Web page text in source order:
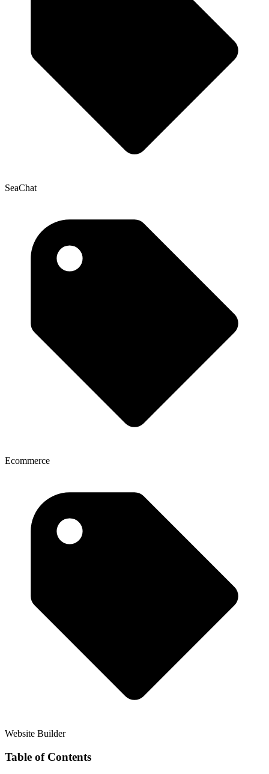
SeaChat
Ecommerce
Website Builder
Table of Contents